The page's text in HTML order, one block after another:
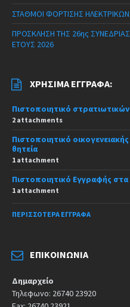
ΣΤΑΘΜΟΙ ΦΟΡΤΙΣΗΣ
ΠΡΟΣΚΛΗΣΗ ΤΗΣ 26ης
ΕΤΟΥΣ 2026
ΧΡΉΣΙΜΑ ΈΓΓΡΑΦΑ:
Πιστοποιητικό
2 attachments
Πιστοποιητικό
θητεία
1 attachment
Πιστοποιητικό Εγγραφής
1 attachment
ΠΕΡΙΣΣΌΤΕΡΑ ΈΓΓΡΑΦΑ
ΕΠΙΚΟΙΝΩΝΊΑ
Δημαρχείο
Τηλεφωνο: 26740 23920